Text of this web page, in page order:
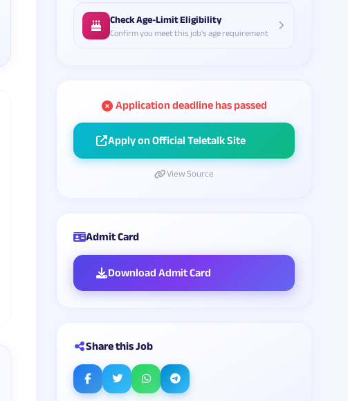
Check Age-Limit Eligibility
Confirm you meet this job's age requirement
Application deadline has passed
Apply on Official Teletalk Site
View Source
Admit Card
Download Admit Card
Share this Job